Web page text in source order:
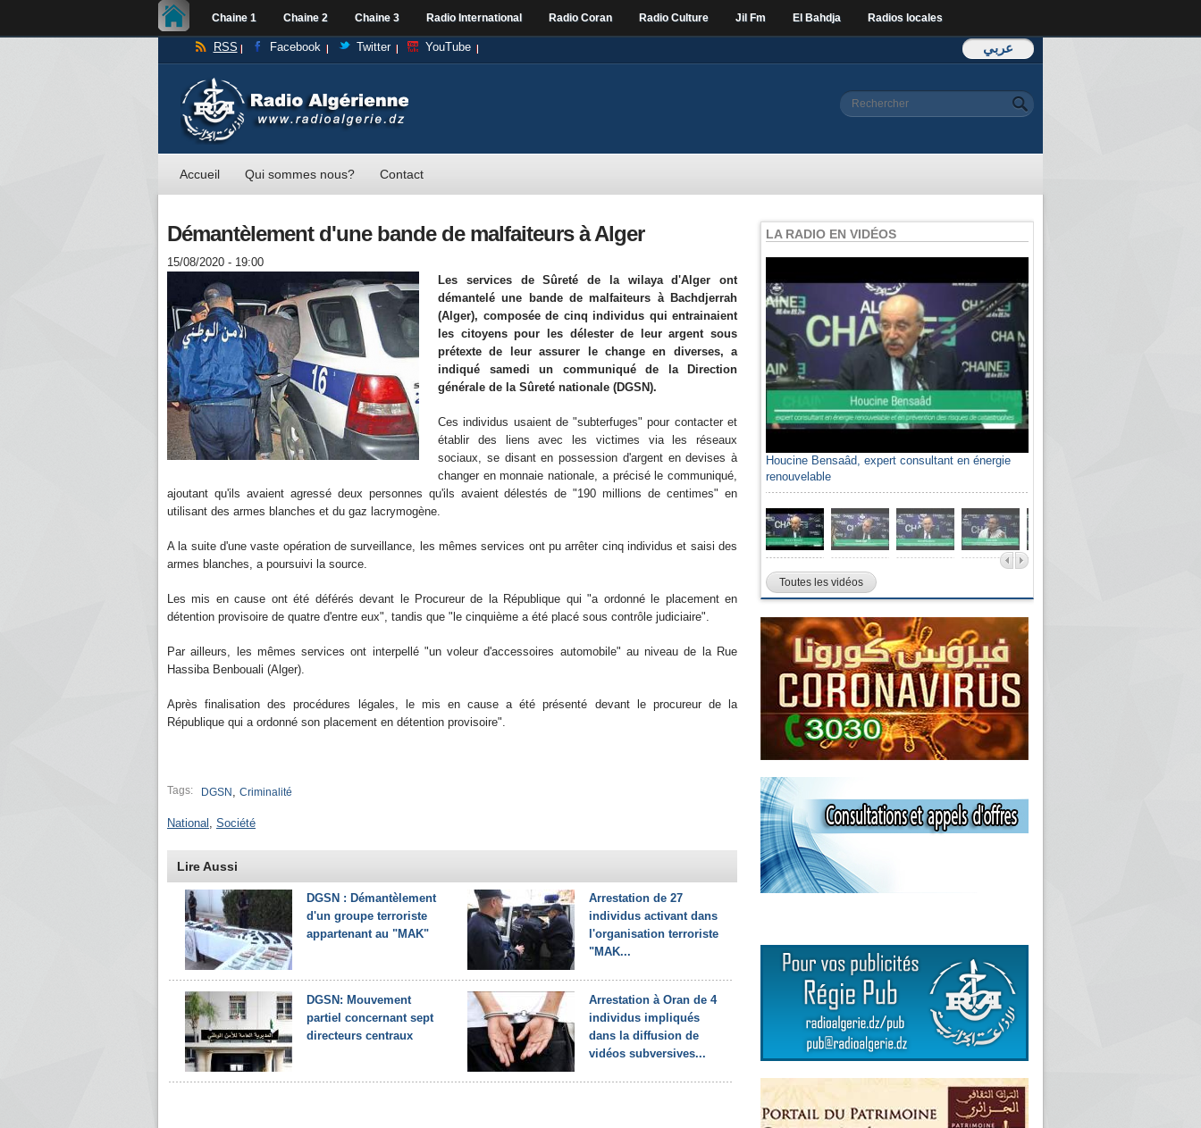
Chaine 1 Chaine 2 Chaine 3 Radio International Radio Coran Radio Culture Jil Fm El Bahdja Radios locales
عربي RSS Facebook Twitter YouTube
Formulaire de
Rechercher
Accueil Qui sommes nous? Contact
Démantèlement d'une bande de malfaiteurs à Alger
15/08/2020 - 19:00
Les services de Sûreté de la wilaya d'Alger ont
démantelé une bande de malfaiteurs à Bachdjerrah
(Alger), composée de cinq individus qui entrainaient
les citoyens pour les délester de leur argent sous
prétexte de leur assurer le change en diverses, a
indiqué samedi un communiqué de la Direction
générale de la Sûreté nationale (DGSN).
Ces individus usaient de "subterfuges" pour contacter et
établir des liens avec les victimes via les réseaux
sociaux, se disant en possession d'argent en devises à
changer en monnaie nationale, a précisé le communiqué,
ajoutant qu'ils avaient agressé deux personnes qu'ils avaient délestés de "190 millions de centimes" en
utilisant des armes blanches et du gaz lacrymogène.
A la suite d'une vaste opération de surveillance, les mêmes services ont pu arrêter cinq individus et saisi des
armes blanches, a poursuivi la source.
Les mis en cause ont été déférés devant le Procureur de la République qui "a ordonné le placement en
détention provisoire de quatre d'entre eux", tandis que "le cinquième a été placé sous contrôle judiciaire".
Par ailleurs, les mêmes services ont interpellé "un voleur d'accessoires automobile" au niveau de la Rue
Hassiba Benbouali (Alger).
Après finalisation des procédures légales, le mis en cause a été présenté devant le procureur de la
République qui a ordonné son placement en détention provisoire".
Tags: DGSN , Criminalité
National , Société
Lire Aussi
DGSN : Démantèlement
d'un groupe terroriste
appartenant au "MAK"
Arrestation de 27
individus activant dans
l'organisation terroriste
"MAK...
DGSN: Mouvement
partiel concernant sept
directeurs centraux
Arrestation à Oran de 4
individus impliqués
dans la diffusion de
vidéos subversives...
LA RADIO EN VIDÉOS
Houcine Bensaâd, expert consultant en énergie
renouvelable
Toutes les vidéos